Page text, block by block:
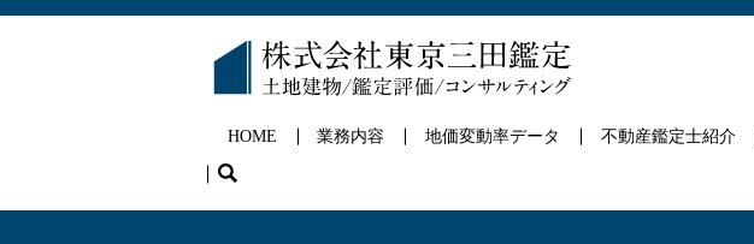
HOME 業務内容 地価変動率データ 不動産鑑定士紹介
search